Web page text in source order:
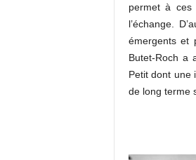
permet à ces
l’échange.
émergents et
Butet-Roch a
Petit dont une
de long terme